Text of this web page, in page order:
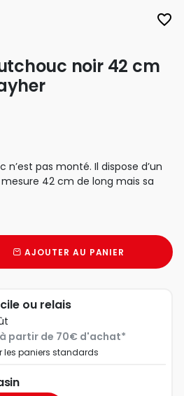
favorite_border
noir 42 cm
pas monté. Il dispose d’un
42 cm de long mais sa
AJOUTER AU PANIER
ou relais
partir de 70€ d'achat*
les paniers standards